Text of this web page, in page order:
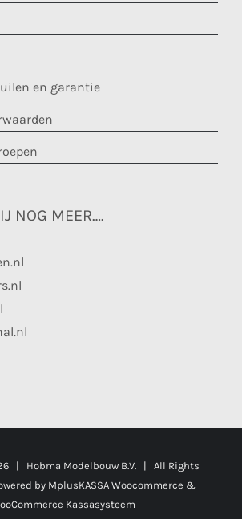
en garantie
NOG MEER….
| Hobma Modelbouw B.V. | All Rights
by MplusKASSA Woocommerce &
Kassasysteem